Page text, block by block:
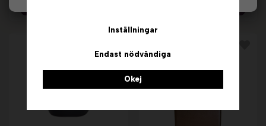
Inställningar
Endast nödvändiga
Okej